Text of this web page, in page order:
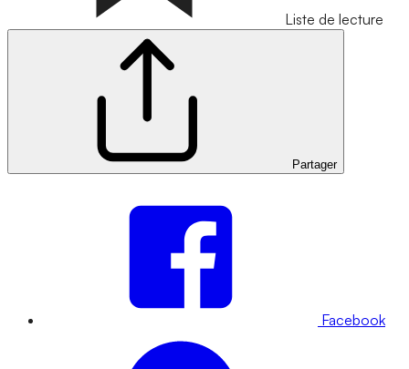
Liste de lecture
Partager
Facebook